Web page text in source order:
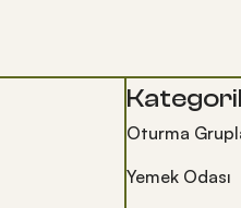
Oturma
Yemek Odası